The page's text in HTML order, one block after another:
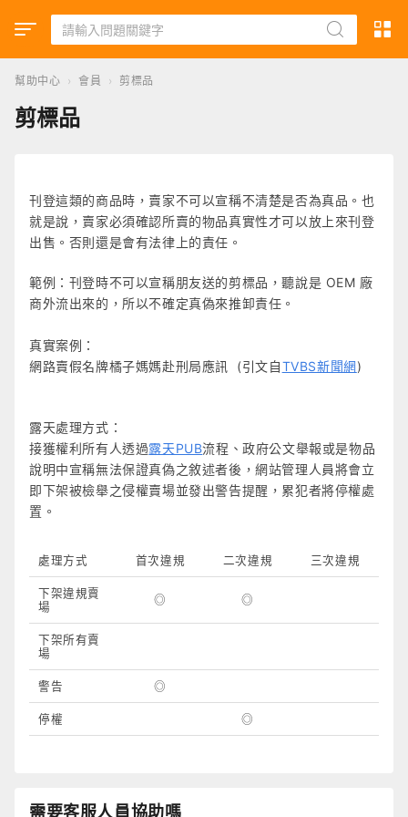
幫助中心 › 會員 › 剪標品
剪標品
刊登這類的商品時，賣家不可以宣稱不清楚是否為真品。也
就是說，賣家必須確認所賣的物品真實性才可以放上來刊登
出售。否則還是會有法律上的責任。
範例：刊登時不可以宣稱朋友送的剪標品，聽說是 OEM 廠
商外流出來的，所以不確定真偽來推卸責任。
真實案例：
網路賣假名牌橘子媽媽赴刑局應訊 (引文自TVBS新聞網)
露天處理方式：
接獲權利所有人透過露天PUB流程、政府公文舉報或是物品
說明中宣稱無法保證真偽之敘述者後，網站管理人員將會立
即下架被檢舉之侵權賣場並發出警告提醒，累犯者將停權處
置。
處理方式 首次違規 二次違規 三次違規
下架違規賣
場
◎ ◎
下架所有賣
場
警告 ◎
停權 ◎
需要客服人員協助嗎